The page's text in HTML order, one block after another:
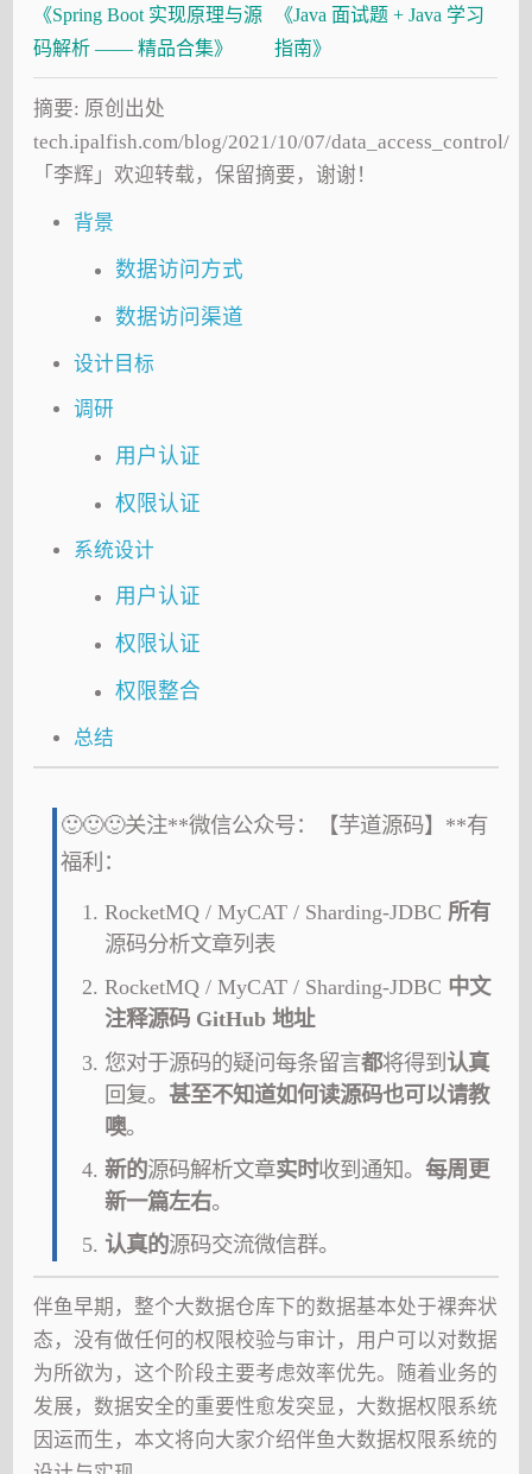
《Spring Boot 实现原理与源
码解析 —— 精品合集》
《Java 面试题 + Java 学习
指南》
摘要: 原创出处
tech.ipalfish.com/blog/2021/10/07/data_access_control/
「李辉」欢迎转载，保留摘要，谢谢！
背景
数据访问方式
数据访问渠道
设计目标
调研
用户认证
权限认证
系统设计
用户认证
权限认证
权限整合
总结
🙂🙂🙂关注**微信公众号：【芋道源码】**有
福利：
RocketMQ / MyCAT / Sharding-JDBC 所有
源码分析文章列表
RocketMQ / MyCAT / Sharding-JDBC 中文
注释源码 GitHub 地址
您对于源码的疑问每条留言都将得到 认真
回复。 甚至不知道如何读源码也可以请教
噢。
新的源码解析文章实时收到通知。每周更
新一篇左右。
认真的源码交流微信群。
伴鱼早期，整个大数据仓库下的数据基本处于裸奔状
态，没有做任何的权限校验与审计，用户可以对数据
为所欲为，这个阶段主要考虑效率优先。随着业务的
发展，数据安全的重要性愈发突显，大数据权限系统
因运而生，本文将向大家介绍伴鱼大数据权限系统的